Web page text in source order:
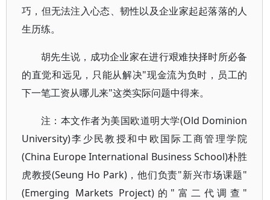
巧，但无法注入心态、韧性以及企业家起起落落的人
生历练。
胡先生说，成功企业家在进行艰难抉择时所必备
的直觉和远见，只能从解决"现金流为负时，员工的
下一笔工资从哪儿来"这类实际问题中得来。
注：本文作者为美国欧道明大学(Old Dominion
University)李少民教授和中欧国际工商管理学院
(China Europe International Business School)朴胜
虎教授(Seung Ho Park)，他们负责"新兴市场课题"
(Emerging Markets Project)的"富二代调查"